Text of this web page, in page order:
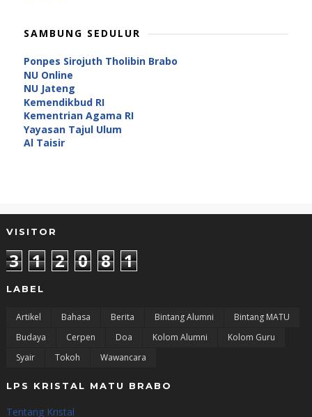
SAMBUNG SEDULUR
Ponpes Sirojuth Tholibin Brabo
NU Online
NU Jateng
Kemendikbud RI
Kementrian Agama RI
Yayasan Tajul Ulum
Al Taisir
VISITOR
3 1 2 0 8 1
LABEL
Artikel Bahasa Berita Bintang Alumni
Bintang MATU
Budaya
Cerpen Doa Kolom Alumni
Kolom Guru
Syair
Tokoh Wawancara
LPS KRISTAL MATU BRABO
Tentang Kristal